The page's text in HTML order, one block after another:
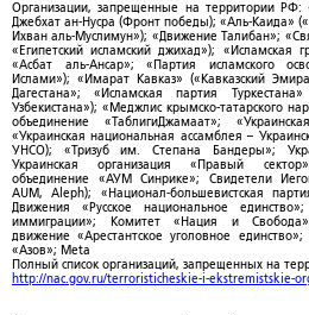
Организации, запрещенные на территории РФ:
Джебхат ан-Нусра (Фронт победы); «Аль-Каида»
Ихван аль-Муслимун»); «Движение Талибан»;
«Египетский исламский джихад»); «Исламская
«Асбат аль-Ансар»; «Партия исламского
Ислами»); «Имарат Кавказ» («Кавказский
Дагестана»; «Исламская партия
Узбекистана»); «Меджлис крымско-татарского
объединение «ТаблигиДжамаат»;
«Украинская национальная ассамблея –
УНСО); «Тризуб им. Степана Бандеры»;
Украинская организация «Правый
объединение «АУМ Синрике»; Свидетели
AUM, Aleph); «Национал-большевистская
Движения «Русское национальное
иммиграции»; Комитет «Нация и
движение «Арестантское уголовное
«Азов»; Meta
Полный список организаций, запрещенных на
http://nac.gov.ru/terroristicheskie-i-ekstremistskie-